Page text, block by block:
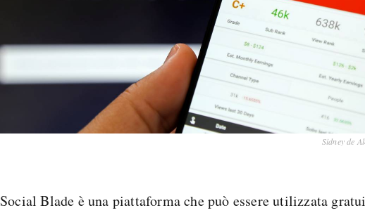
Sidney de
Social Blade è una piattaforma che può essere utilizzata